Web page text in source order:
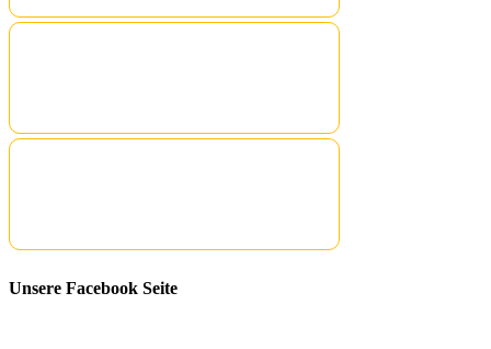
Unsere Facebook Seite